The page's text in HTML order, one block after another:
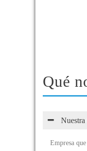
Qué
Empresa